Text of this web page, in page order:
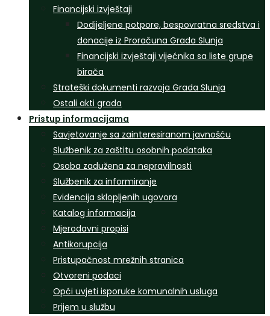
Financijski izvještaji
Dodijeljene potpore, bespovratna sredstva i
donacije iz Proračuna Grada Slunja
Financijski izvještaji vijećnika sa liste grupe
birača
Strateški dokumenti razvoja Grada Slunja
Ostali akti grada
Pristup informacijama
Savjetovanje sa zainteresiranom javnošću
Službenik za zaštitu osobnih podataka
Osoba zadužena za nepravilnosti
Službenik za informiranje
Evidencija sklopljenih ugovora
Katalog informacija
Mjerodavni propisi
Antikorupcija
Pristupačnost mrežnih stranica
Otvoreni podaci
Opći uvjeti isporuke komunalnih usluga
Prijem u službu